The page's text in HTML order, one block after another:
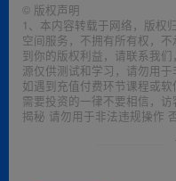
© 版权声明
1、本内容转载于网络，版权
空间服务，不拥有所有权，
到你的版权利益，请联系我
源仅供测试和学习，请勿用于
如遇到充值付费环节课程或
需要投资的一律不要相信，
揭秘 请勿用于非法违规操作